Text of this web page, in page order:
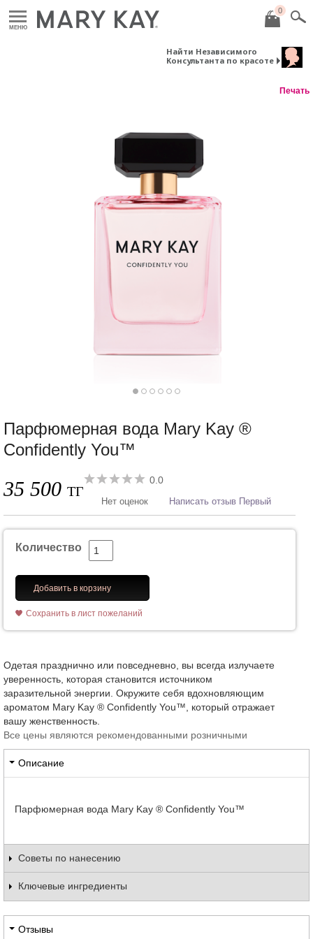
МЕНЮ
0
Найти Независимого
Консультанта по красоте
Печать
Парфюмерная вода Mary Kay ®
Confidently You™
35 500 ТГ
0.0
Нет оценок Написать отзыв Первый
Количество
Добавить в корзину
Сохранить в лист пожеланий
Одетая празднично или повседневно, вы всегда излучаете
уверенность, которая становится источником
заразительной энергии. Окружите себя вдохновляющим
ароматом Mary Kay ® Confidently You™, который отражает
вашу женственность.
Все цены являются рекомендованными розничными
Описание
Парфюмерная вода Mary Kay ® Confidently You™
Советы по нанесению
Ключевые ингредиенты
Отзывы